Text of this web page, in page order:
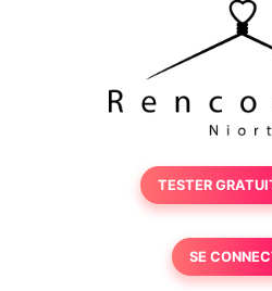
TESTER
SE